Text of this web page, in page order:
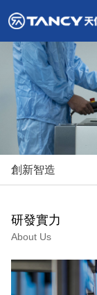
創新智造
研發實力
About Us